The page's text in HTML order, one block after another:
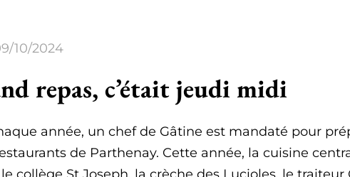
10/2024
repas, c’était jeudi midi
année, un chef de Gâtine est mandaté pour
de Parthenay. Cette année, la cuisine